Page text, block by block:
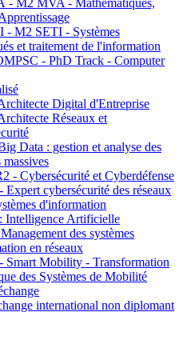
- M2 MVA - Mathématiques,
- M2 SETI - Systèmes
et traitement de l'information
- PhD Track - Computer
Digital d'Entreprise
Réseaux et
Data : gestion et analyse des
massives
- Cybersécurité et Cyberdéfense
Expert cybersécurité des réseaux
d'information
Intelligence Artificielle
des systèmes
en réseaux
Smart Mobility - Transformation
des Systèmes de Mobilité
international non diplomant